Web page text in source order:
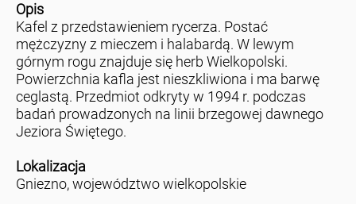
Opis
Kafel z przedstawieniem rycerza. Postać
mężczyzny z mieczem i halabardą. W lewym
górnym rogu znajduje się herb Wielkopolski.
Powierzchnia kafla jest nieszkliwiona i ma barwę
ceglastą. Przedmiot odkryty w 1994 r. podczas
badań prowadzonych na linii brzegowej dawnego
Jeziora Świętego.
Lokalizacja
Gniezno, województwo wielkopolskie